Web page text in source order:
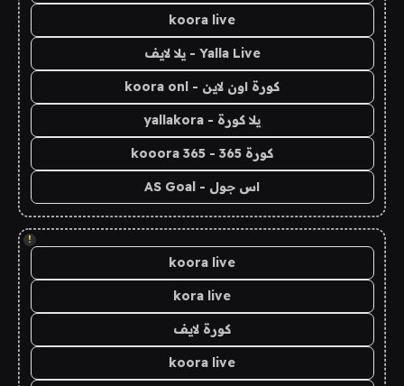
koora live
Yalla Live - يلا لايف
كورة اون لاين - koora onl
يلا كورة - yallakora
كورة 365 - kooora 365
اس جول - AS Goal
!
koora live
kora live
كورة لايف
koora live